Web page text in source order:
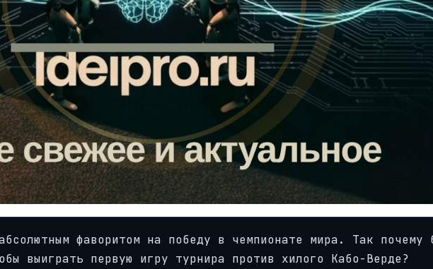
фаворитом на победу в чемпионате мира. Так почему
выиграть первую игру турнира против хилого Кабо-Верде?